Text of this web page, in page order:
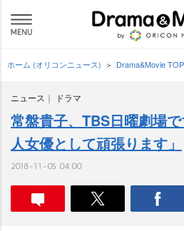
ホーム (オリコンニュース) Drama&Movie TOP
ニュース ドラマ
常盤貴子、TBS日曜劇場
人女優として頑張ります」
2018-11-05 04:00